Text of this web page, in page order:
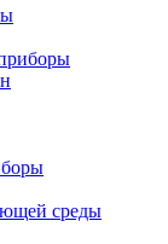
среды